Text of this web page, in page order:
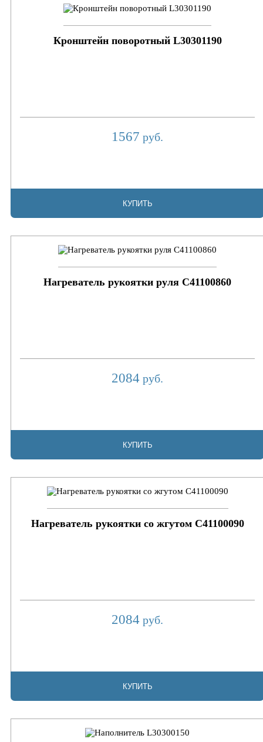
Кронштейн поворотный L30301190
1567 руб.
КУПИТЬ
Нагреватель рукоятки руля C41100860
2084 руб.
КУПИТЬ
Нагреватель рукоятки со жгутом C41100090
2084 руб.
КУПИТЬ